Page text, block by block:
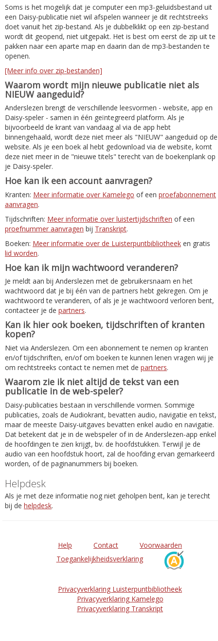
Soms is het mogelijk dat je computer een mp3-geluidsbestand uit
een Daisy-publicatie niet wil afspelen wanneer je dit rechtstreeks
doet vanuit het zip-bestand. Als je dubbelklikt op een zip-bestand
wordt dit geopend, niet uitgepakt. Het is best om eerst de zip uit te
pakken naar een aparte map en daarin dan de mp3-bestanden te
openen.
[Meer info over zip-bestanden]
Waarom wordt mijn nieuwe publicatie niet als
NIEUW aangeduid?
Anderslezen brengt de verschillende leesvormen - website, app en
Daisy-speler - samen in één geïntegreerd platform. Als je
bijvoorbeeld de krant van vandaag al via de app hebt
binnengehaald, wordt deze niet meer als "NIEUW" aangeduid op de
website. Als je een boek al hebt gedownload via de website, komt
deze niet meer in de "nieuwe titels" terecht van de boekenplank op
je Daisy-speler.
Hoe kan ik een account aanvragen?
Kranten: Meer informatie over Kamelego of een proefabonnement
aanvragen.
Tijdschriften: Meer informatie over luistertijdschriften of een
proefnummer aanvragen bij Transkript.
Boeken: Meer informatie over de Luisterpuntbibliotheek en gratis
lid worden.
Hoe kan ik mijn wachtwoord veranderen?
Je meldt aan bij Anderslezen met de gebruikersnaam en het
wachtwoord dat je bij één van de partners hebt gekregen. Om je
wachtwoord te veranderen, of als je je wachtwoord verloren bent,
contacteer je de partners.
Kan ik hier ook boeken, tijdschriften of kranten
kopen?
Niet via Anderslezen. Om een abonnement te nemen op kranten
en/of tijdschriften, en/of om boeken te kunnen lenen vragen wij je
om rechtstreeks contact te nemen met de partners.
Waarom zie ik niet altijd de tekst van een
publicatie in de web-speler?
Daisy-publicaties bestaan in verschillende vormen. Sommige
publicaties, zoals de Audiokrant, bevatten audio, navigatie en tekst,
maar de meeste Daisy-uitgaves bevatten enkel audio en navigatie.
Dat betekent dat je in de webspeler of in de Anderslezen-app enkel
de hoofdingen te zien krijgt, bv. de hoofdstukken. Terwijl je de
audio van een hoofdstuk hoort, zal de hoofding ervan gemarkeerd
worden, of de paginanummers bij boeken.
Helpdesk
Als je met deze informatie nog niet geholpen bent, kan je terecht
bij de helpdesk.
Help Contact
Voorwaarden
Toegankelijkheidsverklaring
Privacyverklaring Luisterpuntbibliotheek
Privacyverklaring Kamelego
Privacyverklaring Transkript